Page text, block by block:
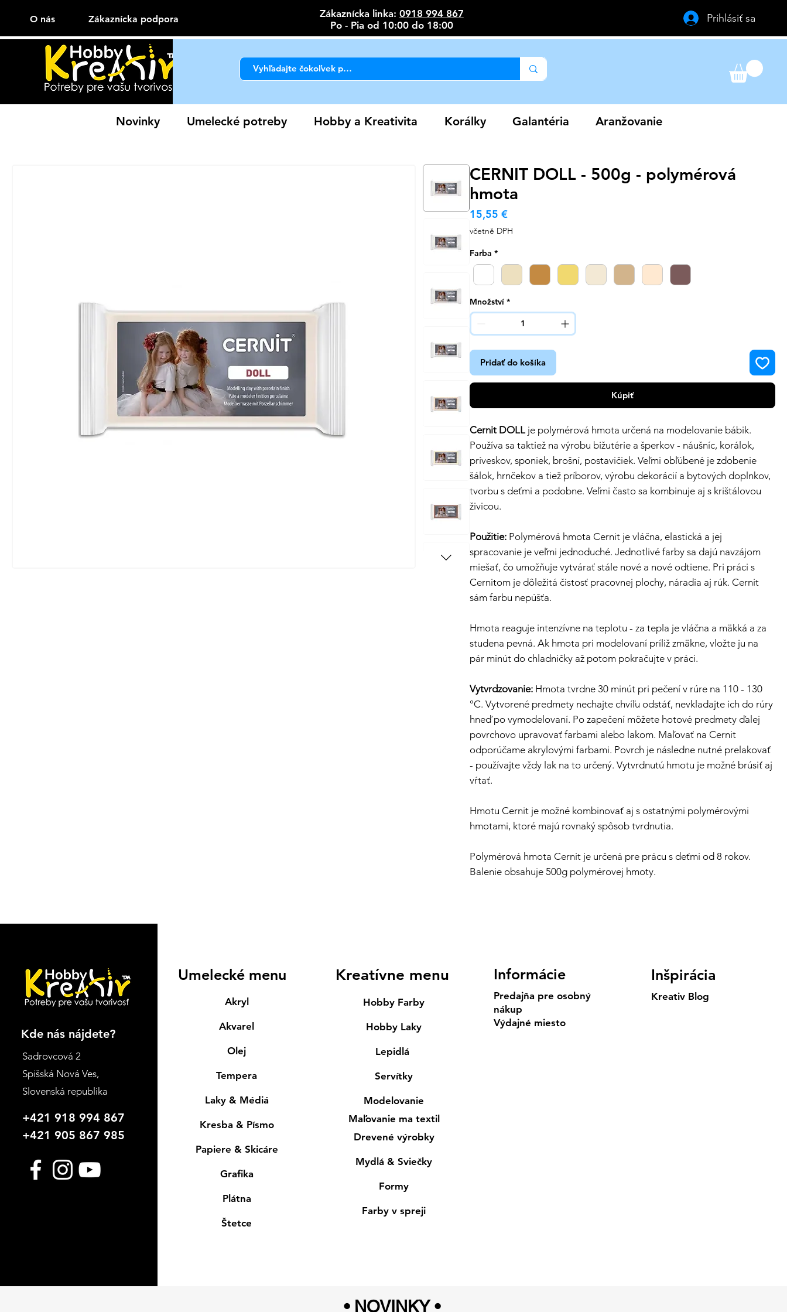
O nás Zákaznícka podpora Zákaznícka linka: 0918 994 867
Po - Pia od 10:00 do 18:00
Prihlásiť sa
Novinky Umelecké potreby Hobby a Kreativita Korálky Galantéria Aranžovanie
CERNIT DOLL - 500g - polymérová
hmota
15,55 €Cena
včetně DPH
Farba *
Množství *
Pridať do košíka
Kúpiť
Cernit DOLL je polymérová hmota určená na modelovanie bábik.
Používa sa taktiež na výrobu bižutérie a šperkov - náušníc, korálok,
príveskov, sponiek, brošní, postavičiek. Veľmi obľúbené je zdobenie
šálok, hrnčekov a tiež príborov, výrobu dekorácií a bytových doplnkov,
tvorbu s deťmi a podobne. Veľmi často sa kombinuje aj s krištálovou
živicou.
Použitie: Polymérová hmota Cernit je vláčna, elastická a jej
spracovanie je veľmi jednoduché. Jednotlivé farby sa dajú navzájom
miešať, čo umožňuje vytvárať stále nové a nové odtiene. Pri práci s
Cernitom je dôležitá čistosť pracovnej plochy, náradia aj rúk. Cernit
sám farbu nepúšťa.
Hmota reaguje intenzívne na teplotu - za tepla je vláčna a mäkká a za
studena pevná. Ak hmota pri modelovaní príliž zmäkne, vložte ju na
pár minút do chladničky až potom pokračujte v práci.
Vytvrdzovanie: Hmota tvrdne 30 minút pri pečení v rúre na 110 - 130
°C. Vytvorené predmety nechajte chvíľu odstáť, nevkladajte ich do rúry
hneď po vymodelovaní. Po zapečení môžete hotové predmety ďalej
povrchovo upravovať farbami alebo lakom. Maľovať na Cernit
odporúčame akrylovými farbami. Povrch je následne nutné prelakovať
- používajte vždy lak na to určený. Vytvrdnutú hmotu je možné brúsiť aj
vŕtať.
Hmotu Cernit je možné kombinovať aj s ostatnými polymérovými
hmotami, ktoré majú rovnaký spôsob tvrdnutia.
Polymérová hmota Cernit je určená pre prácu s deťmi od 8 rokov.
Balenie obsahuje 500g polymérovej hmoty.
Kde nás nájdete?
Sadrovcová 2
Spišská Nová Ves,
Slovenská republika
+421 918 994 867
+421 905 867 985
Umelecké menu
Akryl
Akvarel
Olej
Tempera
Laky & Médiá
Kresba & Písmo
Papiere & Skicáre
Grafika
Plátna
Štetce
Kreatívne menu
Hobby Farby
Hobby Laky
Lepidlá
Servítky
Modelovanie
Maľovanie ma textil
Drevené výrobky
Mydlá & Sviečky
Formy
Farby v spreji
Informácie
Predajňa pre osobný
nákup
Výdajné miesto
Inšpirácia
Kreativ Blog
• NOVINKY •